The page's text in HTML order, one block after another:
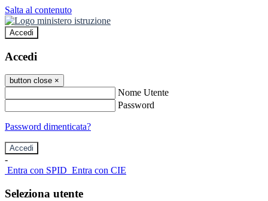
Salta al contenuto
Accedi
Accedi
button close ×
Nome Utente
Password
Password dimenticata?
-
Entra con SPID Entra con CIE
Seleziona utente